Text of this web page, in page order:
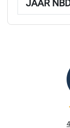
JAAR